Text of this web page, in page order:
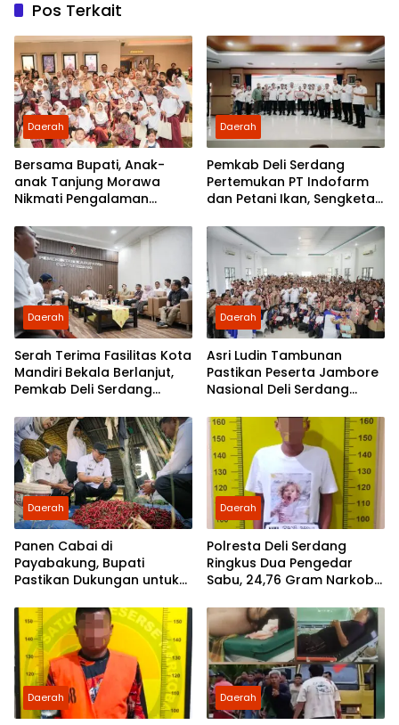
Pos Terkait
Daerah
Bersama Bupati, Anak-
anak Tanjung Morawa
Nikmati Pengalaman
Daerah
Pemkab Deli Serdang
Pertemukan PT Indofarm
dan Petani Ikan, Sengketa
Daerah
Serah Terima Fasilitas Kota
Mandiri Bekala Berlanjut,
Pemkab Deli Serdang
Daerah
Asri Ludin Tambunan
Pastikan Peserta Jambore
Nasional Deli Serdang
Biaya
Daerah
Panen Cabai di
Payabakung, Bupati
Pastikan Dukungan untuk
Daerah
Polresta Deli Serdang
Ringkus Dua Pengedar
Sabu, 24,76 Gram Narkoba
Daerah Daerah